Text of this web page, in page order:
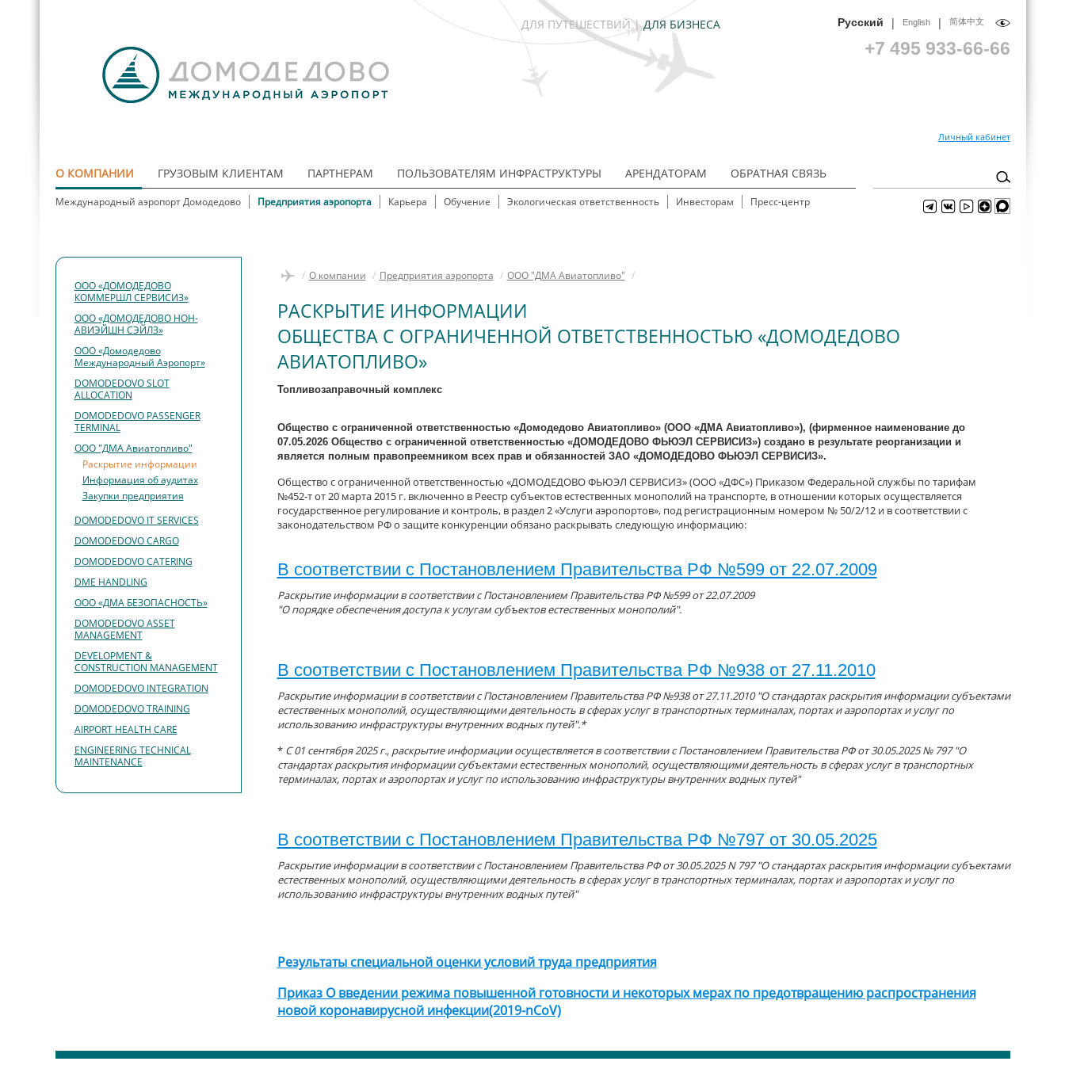
ДЛЯ ПУТЕШЕСТВИЙ | ДЛЯ БИЗНЕСА Русский | English| 简体中文
+7 495 933-66-66
Личный кабинет
О КОМПАНИИ ГРУЗОВЫМ КЛИЕНТАМ ПАРТНЕРАМ ПОЛЬЗОВАТЕЛЯМ ИНФРАСТРУКТУРЫ АРЕНДАТОРАМ ОБРАТНАЯ СВЯЗЬ
Международный аэропорт Домодедово Предприятия аэропорта Карьера Обучение Экологическая ответственность Инвесторам Пресс-центр
ООО «ДОМОДЕДОВО
КОММЕРШЛ СЕРВИСИЗ»
ООО «ДОМОДЕДОВО НОН-
АВИЭЙШН СЭЙЛЗ»
ООО «Домодедово
Международный Аэропорт»
DOMODEDOVO SLOT
ALLOCATION
DOMODEDOVO PASSENGER
TERMINAL
ООО "ДМА Авиатопливо"
Раскрытие информации
Информация об аудитах
Закупки предприятия
DOMODEDOVO IT SERVICES
DOMODEDOVO CARGO
DOMODEDOVO CATERING
DME HANDLING
ООО «ДМА БЕЗОПАСНОСТЬ»
DOMODEDOVO ASSET
MANAGEMENT
DEVELOPMENT &
CONSTRUCTION MANAGEMENT
DOMODEDOVO INTEGRATION
DOMODEDOVO TRAINING
AIRPORT HEALTH CARE
ENGINEERING TECHNICAL
MAINTENANCE
/ О компании / Предприятия аэропорта / ООО "ДМА Авиатопливо" /
РАСКРЫТИЕ ИНФОРМАЦИИ
ОБЩЕСТВА С ОГРАНИЧЕННОЙ ОТВЕТСТВЕННОСТЬЮ «ДОМОДЕДОВО
АВИАТОПЛИВО»
Топливозаправочный комплекс
Общество с ограниченной ответственностью «Домодедово Авиатопливо» (ООО «ДМА Авиатопливо»), (фирменное наименование до
07.05.2026 Общество с ограниченной ответственностью «ДОМОДЕДОВО ФЬЮЭЛ СЕРВИСИЗ») создано в результате реорганизации и
является полным правопреемником всех прав и обязанностей ЗАО «ДОМОДЕДОВО ФЬЮЭЛ СЕРВИСИЗ».
Общество с ограниченной ответственностью «ДОМОДЕДОВО ФЬЮЭЛ СЕРВИСИЗ» (ООО «ДФС») Приказом Федеральной службы по тарифам
№452-тот 20 марта 2015 г. включенно в Реестр субъектов естественных монополий на транспорте, в отношении которых осуществляется
государственное регулирование и контроль, в раздел 2 «Услуги аэропортов», под регистрационным номером № 50/2/12 и в соответствии с
законодательством РФ о защите конкуренции обязано раскрывать следующую информацию:
В соответствии с Постановлением Правительства РФ №599 от 22.07.2009
Раскрытие информации в соответствии с Постановлением Правительства РФ №599 от 22.07.2009
"О порядке обеспечения доступа к услугам субъектов естественных монополий".
В соответствии с Постановлением Правительства РФ №938 от 27.11.2010
Раскрытие информации в соответствии с Постановлением Правительства РФ №938 от 27.11.2010 "О стандартах раскрытия информации субъектами
естественных монополий, осуществляющими деятельность в сферах услуг в транспортных терминалах, портах и аэропортах и услуг по
использованию инфраструктуры внутренних водных путей".*
* С 01 сентября 2025 г., раскрытие информации осуществляется в соответствии с Постановлением Правительства РФ от 30.05.2025 № 797 "О
стандартах раскрытия информации субъектами естественных монополий, осуществляющими деятельность в сферах услуг в транспортных
терминалах, портах и аэропортах и услуг по использованию инфраструктуры внутренних водных путей"
В соответствии с Постановлением Правительства РФ №797 от 30.05.2025
Раскрытие информации в соответствии с Постановлением Правительства РФ от 30.05.2025 N 797 "О стандартах раскрытия информации субъектами
естественных монополий, осуществляющими деятельность в сферах услуг в транспортных терминалах, портах и аэропортах и услуг по
использованию инфраструктуры внутренних водных путей"
Результаты специальной оценки условий труда предприятия
Приказ О введении режима повышенной готовности и некоторых мерах по предотвращению распространения
новой коронавирусной инфекции(2019-nCoV)